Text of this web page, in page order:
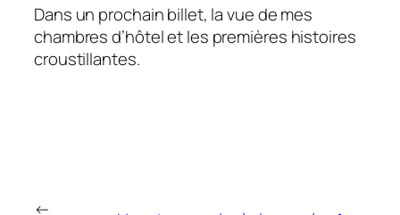
Dans un prochain billet, la vue de mes
chambres d’hôtel et les premières histoires
croustillantes.
←